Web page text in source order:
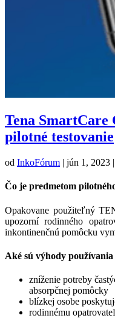
Tena SmartCare
pilotné testovanie
od InkoFórum | jún 1, 2023 |
Čo je predmetom
Opakovane použiteľný
upozorní rodinného
inkontinenčnú pomôcku
Aké sú výhody
zníženie potreby
absorpčnej pomôcky
blízkej osobe
rodinnému